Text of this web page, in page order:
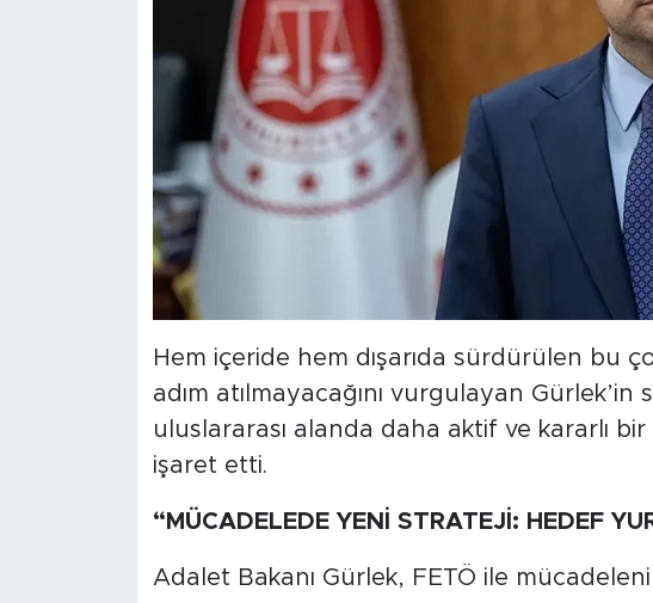
Hem içeride hem dışarıda sürdürülen bu
adım atılmayacağını vurgulayan
uluslararası alanda daha aktif ve kararlı
işaret etti.
“MÜCADELEDE YENİ STRATEJİ: HEDEF
Adalet Bakanı Gürlek, FETÖ ile